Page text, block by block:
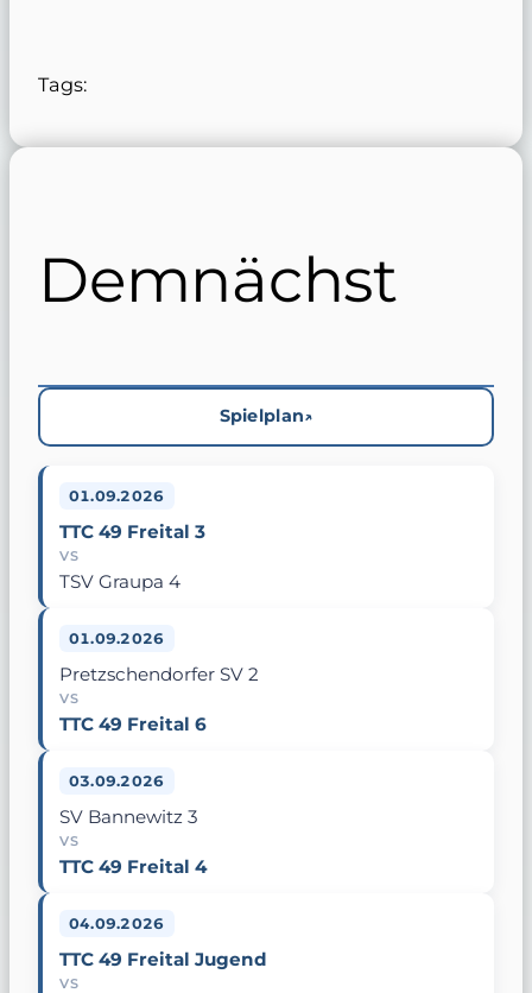
Tags:
Demnächst
Spielplan
01.09.2026
TTC 49 Freital 3
VS
TSV Graupa 4
01.09.2026
Pretzschendorfer SV 2
VS
TTC 49 Freital 6
03.09.2026
SV Bannewitz 3
VS
TTC 49 Freital 4
04.09.2026
TTC 49 Freital Jugend
VS